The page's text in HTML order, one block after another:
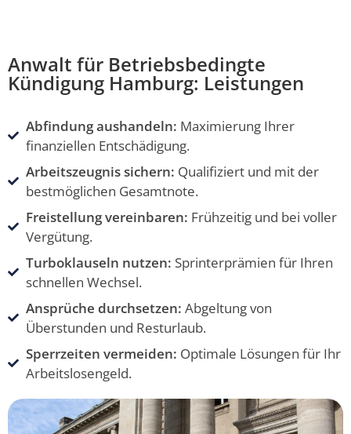
Anwalt für Betriebsbedingte
Kündigung Hamburg: Leistungen
Abfindung aushandeln: Maximierung Ihrer
finanziellen Entschädigung.
Arbeitszeugnis sichern: Qualifiziert und mit der
bestmöglichen Gesamtnote.
Freistellung vereinbaren: Frühzeitig und bei voller
Vergütung.
Turboklauseln nutzen: Sprinterprämien für Ihren
schnellen Wechsel.
Ansprüche durchsetzen: Abgeltung von
Überstunden und Resturlaub.
Sperrzeiten vermeiden: Optimale Lösungen für Ihr
Arbeitslosengeld.